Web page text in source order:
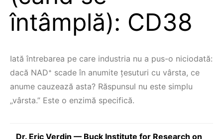
întâmplă): CD38
Iată întrebarea pe care industria nu a pus-o niciodată:
dacă NAD⁺ scade în anumite țesuturi cu vârsta, ce
anume cauzează asta? Răspunsul nu este simplu
„vârsta.” Este o enzimă specifică.
Dr. Eric Verdin — Buck Institute for Research on